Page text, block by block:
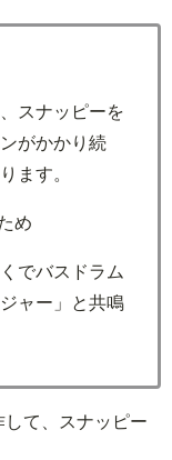
スナッピーを
がかかり続
ます。
め
でバスドラム
ャー」と共鳴
て、スナッピー